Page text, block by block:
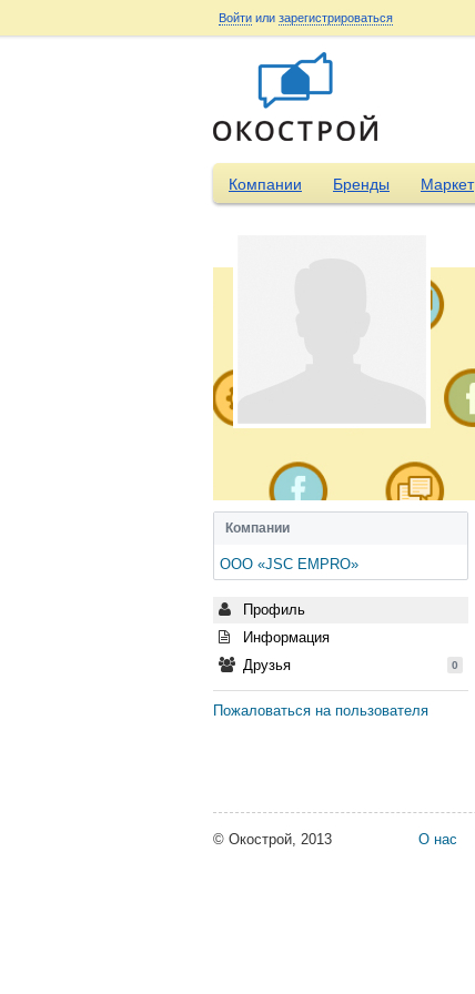
Войти или зарегистрироваться
Компании Бренды Маркет
Компании
ООО «JSC EMPRO»
Профиль
Информация
Друзья
0
Пожаловаться на пользователя
© Окострой, 2013 О нас